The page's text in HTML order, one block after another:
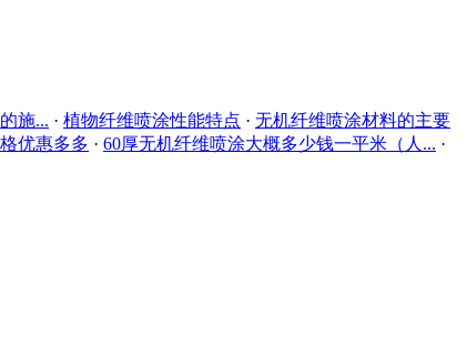
施... · 植物纤维喷涂性能特点 · 无机纤维喷涂材料的主要
优惠多多 · 60厚无机纤维喷涂大概多少钱一平米（人... ·